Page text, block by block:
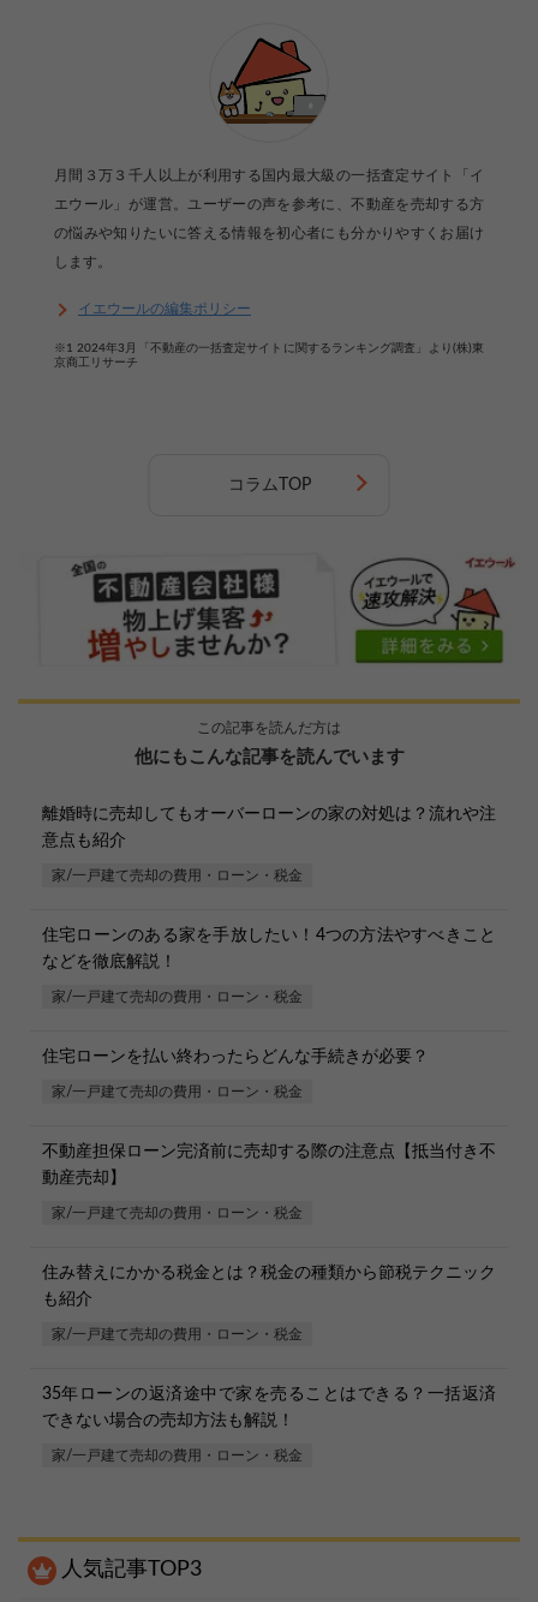
月間３万３千人以上が利用する国内最大級の一括査定サイト「イ
エウール」が運営。ユーザーの声を参考に、不動産を売却する方
の悩みや知りたいに答える情報を初心者にも分かりやすくお届け
します。
イエウールの編集ポリシー
※1 2024年3月「不動産の一括査定サイトに関するランキング調査」より(株)東
京商工リサーチ
コラムTOP
この記事を読んだ方は
他にもこんな記事を読んでいます
離婚時に売却してもオーバーローンの家の対処は？流れや注
意点も紹介
家/一戸建て売却の費用・ローン・税金
住宅ローンのある家を手放したい！4つの方法やすべきこと
などを徹底解説！
家/一戸建て売却の費用・ローン・税金
住宅ローンを払い終わったらどんな手続きが必要？
家/一戸建て売却の費用・ローン・税金
不動産担保ローン完済前に売却する際の注意点【抵当付き不
動産売却】
家/一戸建て売却の費用・ローン・税金
住み替えにかかる税金とは？税金の種類から節税テクニック
も紹介
家/一戸建て売却の費用・ローン・税金
35年ローンの返済途中で家を売ることはできる？一括返済
できない場合の売却方法も解説！
家/一戸建て売却の費用・ローン・税金
人気記事TOP3